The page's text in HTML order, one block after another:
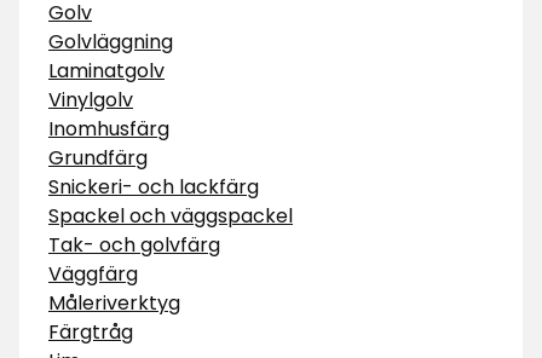
Golv
Golvläggning
Laminatgolv
Vinylgolv
Inomhusfärg
Grundfärg
Snickeri- och lackfärg
Spackel och väggspackel
Tak- och golvfärg
Väggfärg
Måleriverktyg
Färgtråg